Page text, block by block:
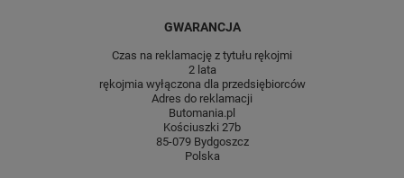
GWARANCJA
Czas na reklamację z tytułu rękojmi
2 lata
rękojmia wyłączona dla przedsiębiorców
Adres do reklamacji
Butomania.pl
Kościuszki 27b
85-079 Bydgoszcz
Polska